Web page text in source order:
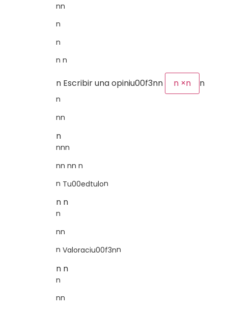
nn
n
n
n n
n Escribir una opiniu00f3nn n ×n n
n
nn
n
nnn
nn nn n
n Tu00edtulon
n n
n
nn
n Valoraciu00f3nn
n n
n
nn